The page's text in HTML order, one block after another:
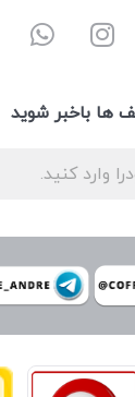
ها باخبر شوید